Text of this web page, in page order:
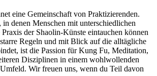
eine Gemeinschaft von Praktizierenden.
denen Menschen mit unterschiedlichen
der Shaolin-Künste eintauchen können
Regeln und mit Blick auf die alltägliche
ist die Passion für Kung Fu, Meditation,
Disziplinen in einem wohlwollenden
Wir freuen uns, wenn du Teil davon